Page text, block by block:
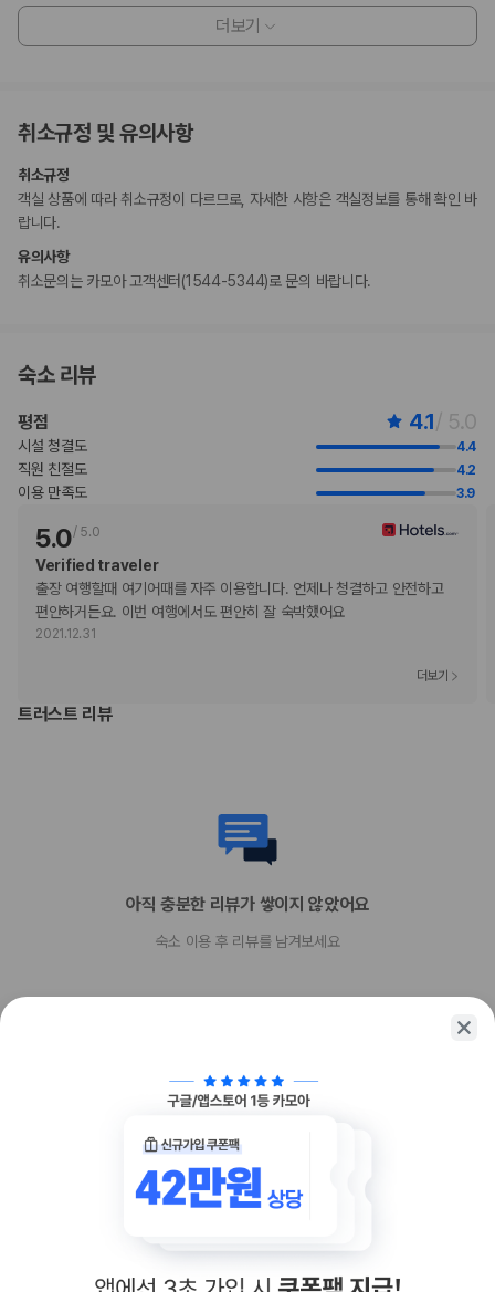
과 신용카드, 직불카드 또는 현금으로 보증금이 필요할 수 있습니다.
특별 요청 사항은 체크인 시 이용 상황에 따라 제공 여부가 달라질 수 있으
고객 정책과 문화적 기준이나 규범은 국가 및 숙박 시설에 따라 다를 수 있
비대면 체크인, 비대면 체크아웃 서비스를 이용하실 수 있습니다.
부가 정보
추가 안내사항
현금 결제 불가
반려동물
반려동물 동반 불가
더보기
취소규정 및 유의사항
취소규정
객실 상품에 따라 취소규정이 다르므로, 자세한 사항은 객실정보를 통해 확인 바
랍니다.
유의사항
취소문의는 카모아 고객센터(1544-5344)로 문의 바랍니다.
숙소 리뷰
평점 4.1/ 5.0
시설 청결도 4.4
직원 친절도 4.2
이용 만족도 3.9
5.0/ 5.0
Verified traveler
출장 여행할때 여기어때를 자주 이용합니다. 언제나 청결하고 안전하고
편안하거든요. 이번 여행에서도 편안히 잘 숙박했어요
2021.12.31
더보기
트러스트 리뷰
아직 충분한 리뷰가 쌓이지 않았어요
숙소 이용 후 리뷰를 남겨보세요
함께 가는 친구에게 정보를 공유해보세요
카카오톡 링크복사